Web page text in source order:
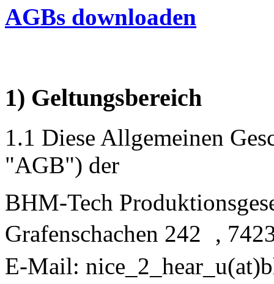
AGBs downloaden
1) Geltungsbereich
1.1 Diese Allgemeinen
"AGB") der
BHM-Tech
Grafenschachen 242 ,
E-Mail: